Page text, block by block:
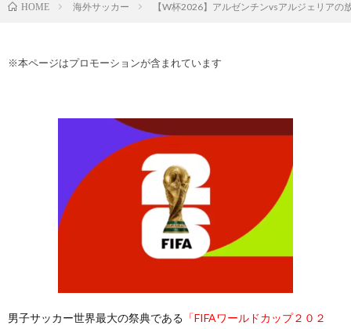
HOME 海外サッカー 【W杯2026】アルゼンチンvsアルジェリアの
※本ページはプロモーションが含まれています
男子サッカー世界最大の祭典である 「FIFAワールドカップ２０２